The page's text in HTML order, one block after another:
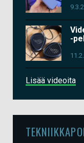
-
Lisää videoita